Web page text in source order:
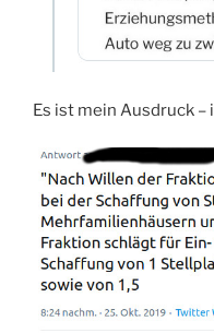
Es ist mein Ausdruck –